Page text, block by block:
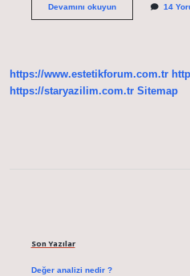
Devamını okuyunHızlı
14
https://www.estetikforum.com.tr
https://staryazilim.com.tr Sitemap
Son Yazılar
Değer analizi nedir ?